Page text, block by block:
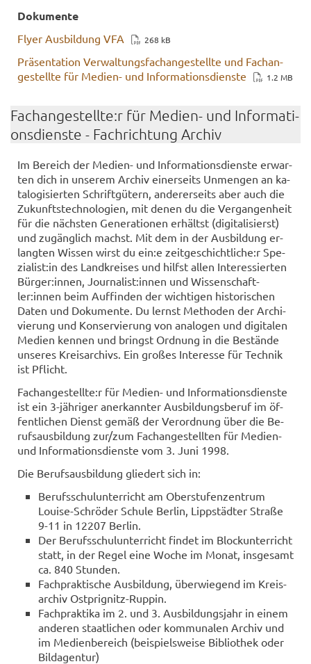
Do­ku­men­te
Flyer Aus­bil­dung VFA 268 kB
Prä­sen­ta­ti­on Ver­wal­tungs­fach­an­ge­stell­te und Fach­an­
ge­stell­te für Medien-​ und In­for­ma­ti­ons­diens­te
1.2 MB
Fach­an­ge­stell­te:r für Medien-​ und In­for­ma­ti­
ons­diens­te - Fach­rich­tung Ar­chiv
Im Be­reich der Medien-​ und In­for­ma­ti­ons­diens­te er­war­
ten dich in un­se­rem Ar­chiv ei­ner­seits Un­men­gen an ka­
ta­lo­gi­sier­ten Schrift­gü­tern, an­de­rer­seits aber auch die
Zu­kunfts­tech­no­lo­gien, mit denen du die Ver­gan­gen­heit
für die nächs­ten Ge­nera­tio­nen er­hältst (di­gi­ta­li­sierst)
und zu­gäng­lich machst. Mit dem in der Aus­bil­dung er­
lang­ten Wis­sen wirst du ein:e zeit­ge­schicht­li­che:r Spe­
zia­list:in des Land­krei­ses und hilfst allen In­ter­es­sier­ten
Bür­ger:innen, Jour­na­list:innen und Wis­sen­schaft­
ler:innen beim Auf­fin­den der wich­ti­gen his­to­ri­schen
Daten und Do­ku­men­te. Du lernst Me­tho­den der Ar­chi­
vie­rung und Kon­ser­vie­rung von ana­lo­gen und di­gi­ta­len
Me­di­en ken­nen und bringst Ord­nung in die Be­stän­de
un­se­res Kreis­ar­chivs. Ein gro­ßes In­ter­es­se für Tech­nik
ist Pflicht.
Fach­an­ge­stell­te:r für Medien-​ und In­for­ma­ti­ons­diens­te
ist ein 3-​jähriger an­er­kann­ter Aus­bil­dungs­be­ruf im öf­
fent­li­chen Dienst gemäß der Ver­ord­nung über die Be­
rufs­aus­bil­dung zur/zum Fach­an­ge­stell­ten für Medien-​
und In­for­ma­ti­ons­diens­te vom 3. Juni 1998.
Die Be­rufs­aus­bil­dung glie­dert sich in:
Be­rufs­schul­un­ter­richt am Ober­stu­fen­zen­trum
Louise-​Schröder Schu­le Ber­lin, Lipp­städ­ter Stra­ße
9-11 in 12207 Ber­lin.
Der Be­rufs­schul­un­ter­richt fin­det im Block­un­ter­richt
statt, in der Regel eine Woche im Monat, ins­ge­samt
ca. 840 Stun­den.
Fach­prak­ti­sche Aus­bil­dung, über­wie­gend im Kreis­
ar­chiv Ostprignitz-​Ruppin.
Fach­prak­ti­ka im 2. und 3. Aus­bil­dungs­jahr in einem
an­de­ren staat­li­chen oder kom­mu­na­len Ar­chiv und
im Me­di­en­be­reich (bei­spiels­wei­se Bi­blio­thek oder
Bild­agen­tur)